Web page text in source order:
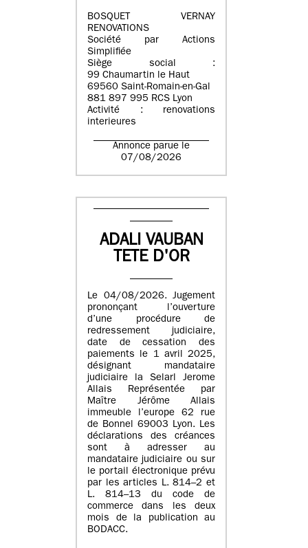
BOSQUET VERNAY
RENOVATIONS
Société par Actions
Simplifiée
Siège social :
99 Chaumartin le Haut
69560 Saint-Romain-en-Gal
881 897 995 RCS Lyon
Activité : renovations
interieures
Annonce parue le
07/08/2026
ADALI VAUBAN
TETE D'OR
Le 04/08/2026. Jugement
prononçant l’ouverture
d’une procédure de
redressement judiciaire,
date de cessation des
paiements le 1 avril 2025,
désignant mandataire
judiciaire la Selarl Jerome
Allais Représentée par
Maître Jérôme Allais
immeuble l’europe 62 rue
de Bonnel 69003 Lyon. Les
déclarations des créances
sont à adresser au
mandataire judiciaire ou sur
le portail électronique prévu
par les articles L. 814–2 et
L. 814–13 du code de
commerce dans les deux
mois de la publication au
BODACC.